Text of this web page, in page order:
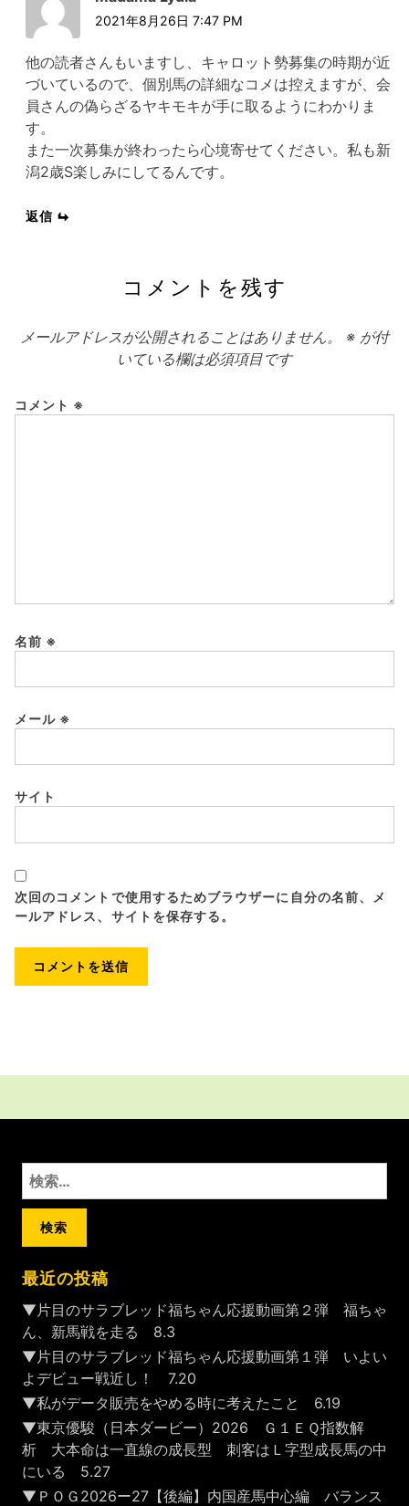
2021年8月26日 7:47 PM
他の読者さんもいますし、キャロット勢募集の時期が近
づいているので、個別馬の詳細なコメは控えますが、会
員さんの偽らざるヤキモキが手に取るようにわかりま
す。
また一次募集が終わったら心境寄せてください。私も新
潟2歳S楽しみにしてるんです。
返信
コメントを残す
メールアドレスが公開されることはありません。 ※ が付
いている欄は必須項目です
コメント ※
名前 ※
メール ※
サイト
次回のコメントで使用するためブラウザーに自分の名前、メ
ールアドレス、サイトを保存する。
検
索:
最近の投稿
▼片目のサラブレッド福ちゃん応援動画第２弾 福ちゃ
ん、新馬戦を走る 8.3
▼片目のサラブレッド福ちゃん応援動画第１弾 いよい
よデビュー戦近し！ 7.20
▼私がデータ販売をやめる時に考えたこと 6.19
▼東京優駿（日本ダービー）2026 Ｇ１ＥＱ指数解
析 大本命は一直線の成長型 刺客はＬ字型成長馬の中
にいる 5.27
▼ＰＯＧ2026ー27【後編】内国産馬中心編 バランス